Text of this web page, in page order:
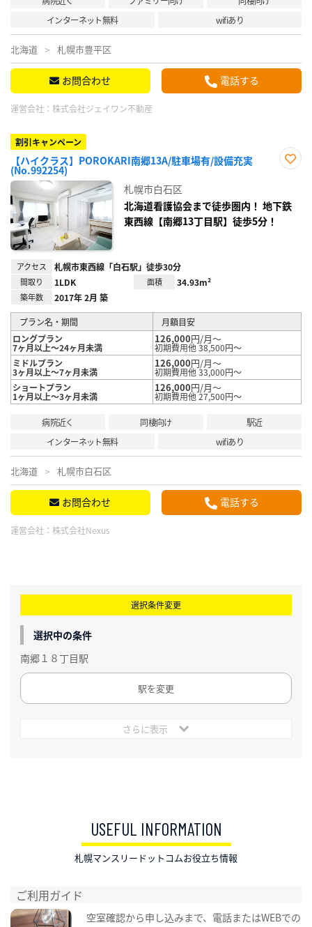
インターネット無料
wifiあり
北海道 札幌市豊平区
お問合わせ 電話する
運営会社： 株式会社ジェイワン不動産
割引キャンペーン
【ハイクラス】POROKARI南郷13A/駐車場有/設備充実
(No.992254)
録
札幌市白石区
北海道看護協会まで徒歩圏内！ 地下鉄
東西線【南郷13丁目駅】徒歩5分！
アクセス 札幌市東西線「白石駅」徒歩30分
間取り 1LDK 面積 34.93m²
築年数 2017年 2月 築
プラン名・期間
月額目安
ロングプラン
7ヶ月以上～24ヶ月未満
126,000円/月～
初期費用他 38,500円～
ミドルプラン
3ヶ月以上～7ヶ月未満
126,000円/月～
初期費用他 33,000円～
ショートプラン
1ヶ月以上～3ヶ月未満
126,000円/月～
初期費用他 27,500円～
病院近く 同棲向け
駅近
インターネット無料
wifiあり
北海道 札幌市白石区
お問合わせ 電話する
運営会社： 株式会社Nexus
選択条件変更
選択中の条件
南郷１８丁目駅
駅を変更
さらに表示
USEFUL INFORMATION
札幌マンスリードットコムお役立ち情報
ご利用ガイド
空室確認から申し込みまで、電話またはWEBでの